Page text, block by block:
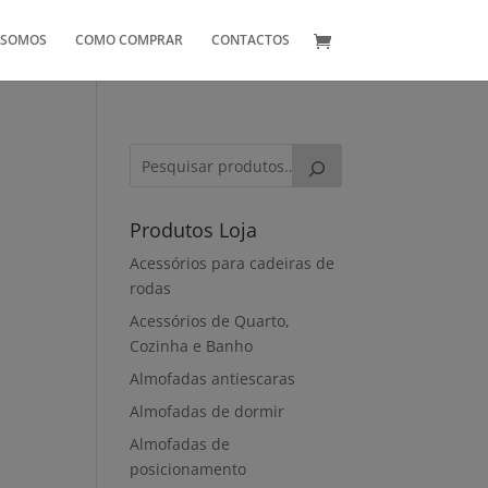
COMO COMPRAR CONTACTOS
Produtos Loja
Acessórios para cadeiras de
rodas
Acessórios de Quarto,
Cozinha e Banho
Almofadas antiescaras
Almofadas de dormir
Almofadas de
posicionamento